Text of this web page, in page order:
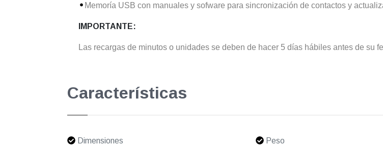
Memoría USB con manuales y sofware para sincronización de contactos y
IMPORTANTE:
Las recargas de minutos o unidades se deben de hacer 5 días hábiles antes de su
Características
Dimensiones
Peso